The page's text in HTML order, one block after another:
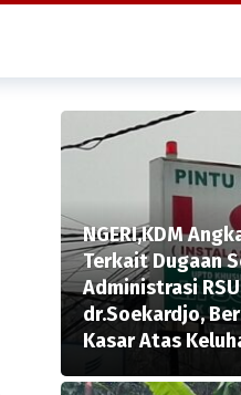
NGERI,KDM
Terkait Dugaan
Administrasi
dr.Soekardjo,
Kasar Atas